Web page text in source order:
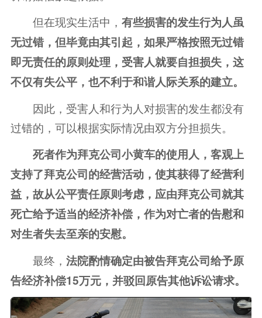
但在现实生活中， 有些损害的发生行为人虽
无过错，但毕竟由其引起，如果严格按照无过错
即无责任的原则处理，受害人就要自担损失，这
不仅有失公平，也不利于和谐人际关系的建立。
因此，受害人和行为人对损害的发生都没有
过错的，可以根据实际情况由双方分担损失。
死者作为拜克公司小黄车的使用人，客观上
支持了拜克公司的经营活动，使其获得了经营利
益，故从公平责任原则考虑，应由拜克公司就其
死亡给予适当的经济补偿，作为对亡者的告慰和
对生者失去至亲的安慰。
最终， 法院酌情确定由被告拜克公司给予原
告经济补偿15万元，并驳回原告其他诉讼请求。